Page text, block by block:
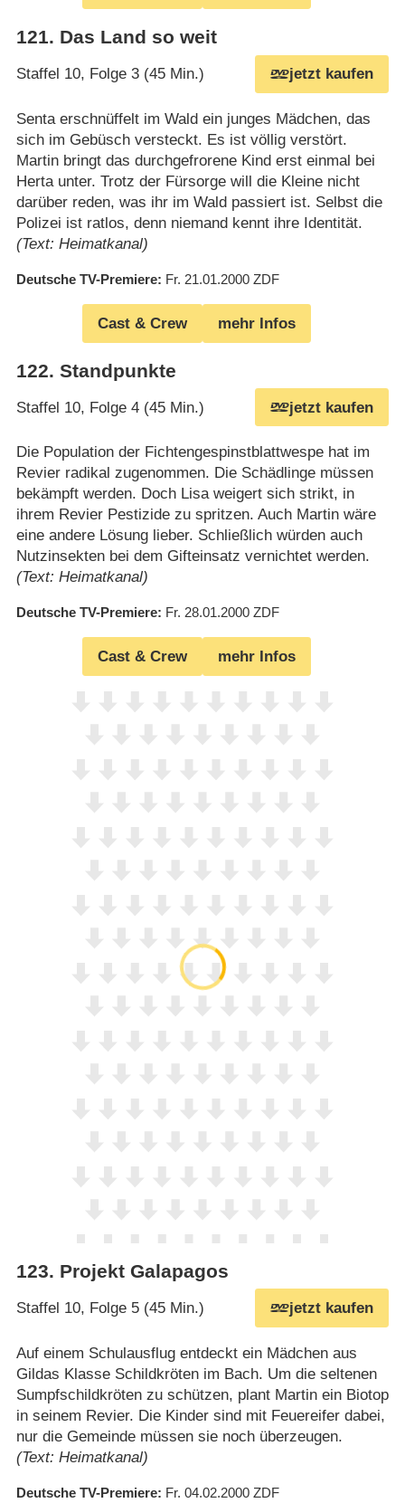
121. Das Land so weit
Staffel 10, Folge 3 (45 Min.) jetzt kaufen
Senta erschnüffelt im Wald ein junges Mädchen, das
sich im Gebüsch versteckt. Es ist völlig verstört.
Martin bringt das durchgefrorene Kind erst einmal bei
Herta unter. Trotz der Fürsorge will die Kleine nicht
darüber reden, was ihr im Wald passiert ist. Selbst die
Polizei ist ratlos, denn niemand kennt ihre Identität.
(Text: Heimatkanal)
Deutsche TV-Premiere Fr. 21.01.2000 ZDF
Cast & Crew mehr Infos
122. Standpunkte
Staffel 10, Folge 4 (45 Min.) jetzt kaufen
Die Population der Fichtengespinstblattwespe hat im
Revier radikal zugenommen. Die Schädlinge müssen
bekämpft werden. Doch Lisa weigert sich strikt, in
ihrem Revier Pestizide zu spritzen. Auch Martin wäre
eine andere Lösung lieber. Schließlich würden auch
Nutzinsekten bei dem Gifteinsatz vernichtet werden.
(Text: Heimatkanal)
Deutsche TV-Premiere Fr. 28.01.2000 ZDF
Cast & Crew mehr Infos
123. Projekt Galapagos
Staffel 10, Folge 5 (45 Min.) jetzt kaufen
Auf einem Schulausflug entdeckt ein Mädchen aus
Gildas Klasse Schildkröten im Bach. Um die seltenen
Sumpfschildkröten zu schützen, plant Martin ein Biotop
in seinem Revier. Die Kinder sind mit Feuereifer dabei,
nur die Gemeinde müssen sie noch überzeugen.
(Text: Heimatkanal)
Deutsche TV-Premiere Fr. 04.02.2000 ZDF